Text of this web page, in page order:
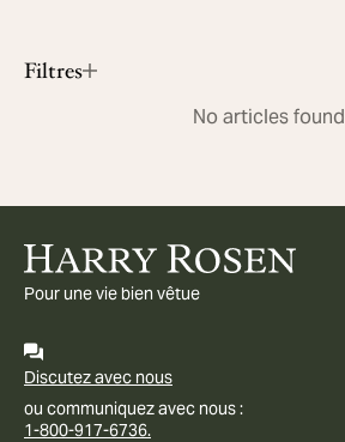
Filtres
No articles found
Pour une vie bien vêtue
Discutez avec nous
ou communiquez avec nous :
1-800-917-6736.